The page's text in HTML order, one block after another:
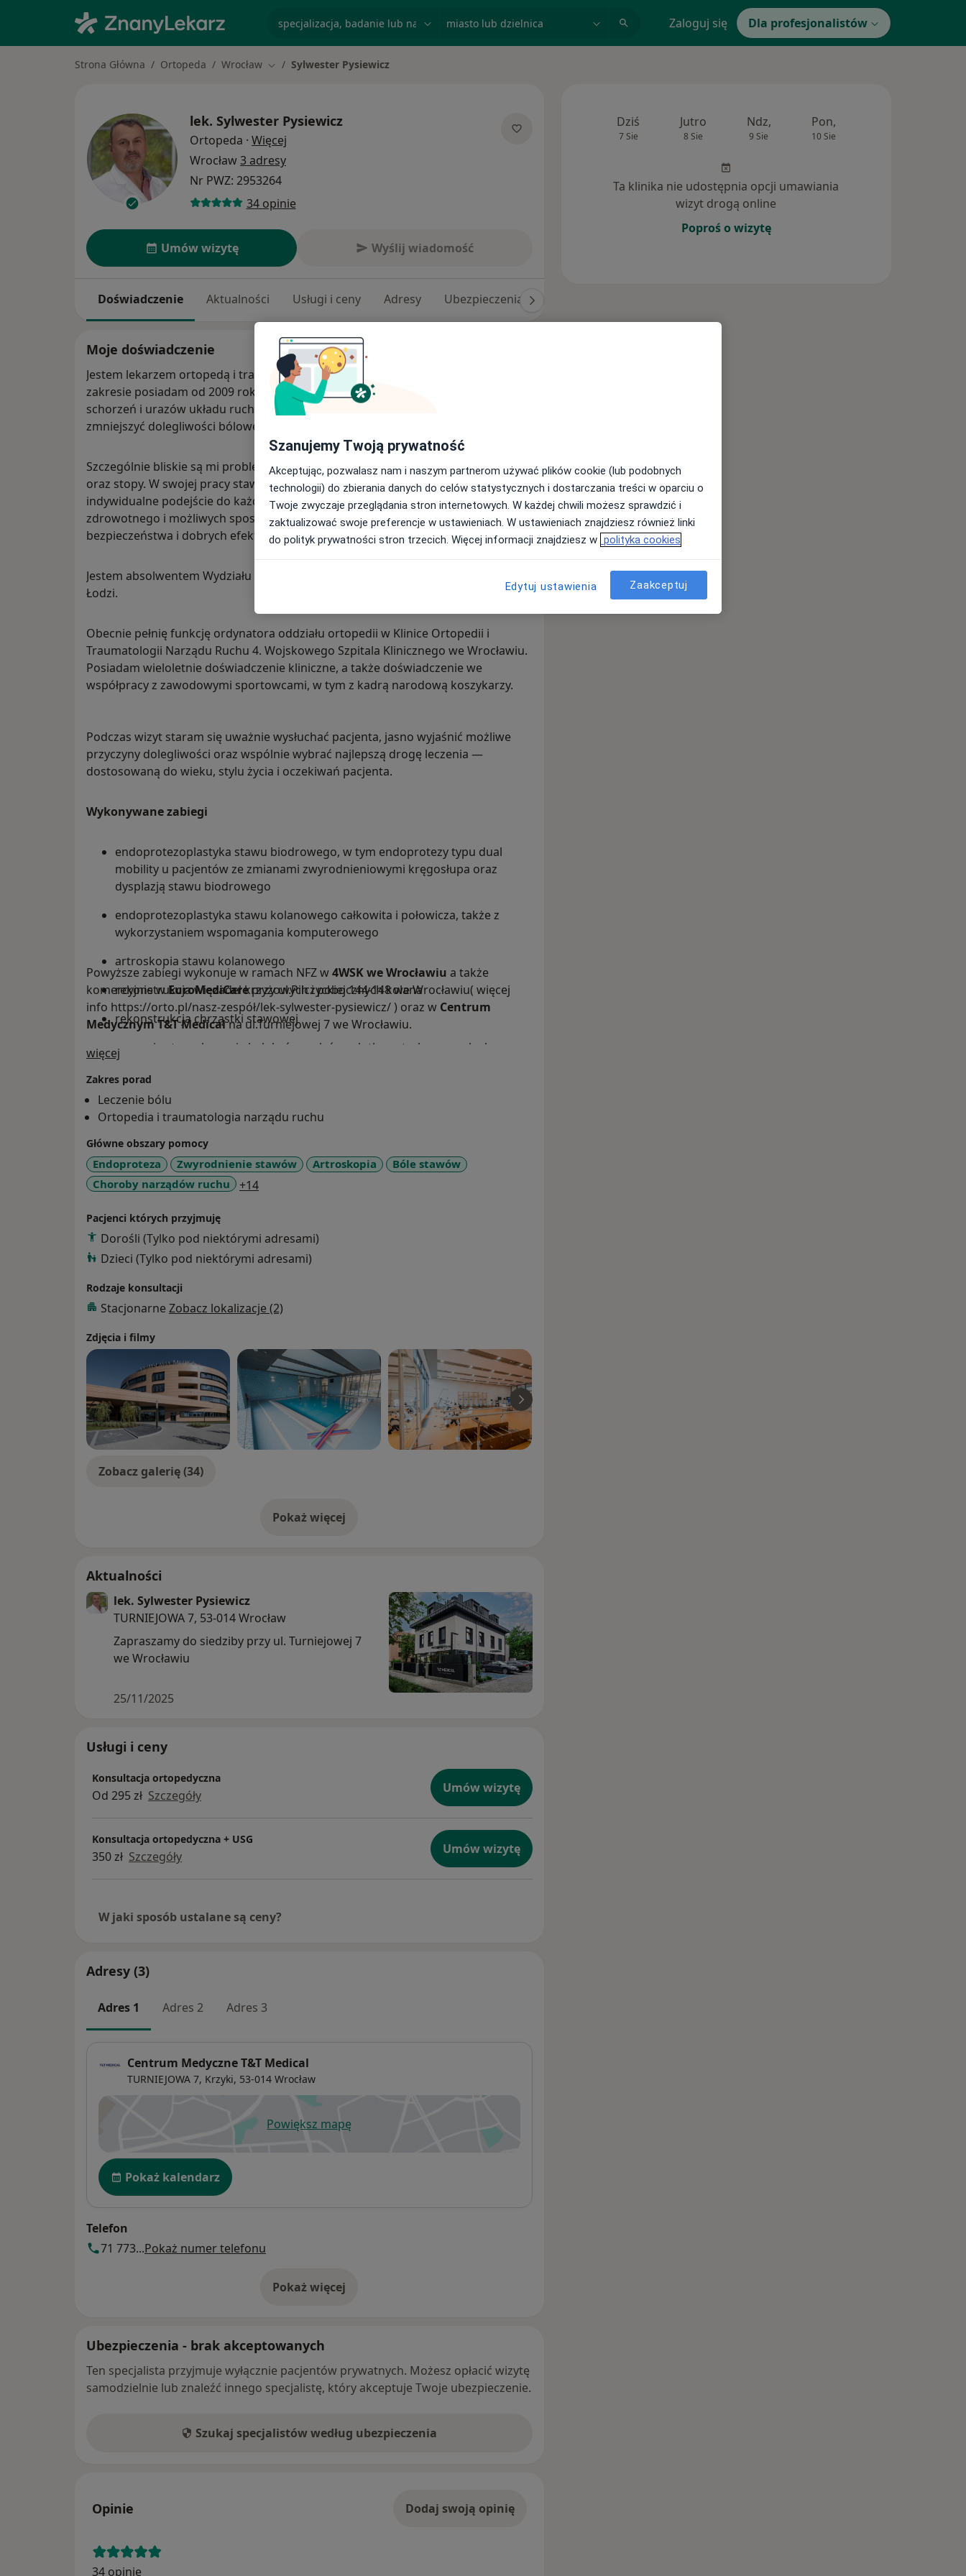
Zaloguj się Dla profesjonalistów
Strona Główna Ortopeda Wrocław Zmień miasto
Sylwester Pysiewicz
lek. Sylwester Pysiewicz
Ortopeda · Więcej
Wrocław3 adresy
Nr PWZ: 2953264
34 opinie
Umów wizytę Wyślij wiadomość
Doświadczenie Aktualności Usługi i ceny Adresy Ubezpieczenia
Moje doświadczenie
Jestem lekarzem ortopedą i traumatologiem narządu ruchu. Specjalizację w tym
zakresie posiadam od 2009 roku. W codziennej pracy zajmuję się leczeniem
schorzeń i urazów układu ruchu, pomagając pacjentom wrócić do sprawności i
zmniejszyć dolegliwości bólowe, które utrudniają normalne funkcjonowanie.
Szczególnie bliskie są mi problemy dotyczące stawu biodrowego, kolanowego
oraz stopy. W swojej pracy stawiam na rzetelną diagnostykę, spokojną rozmowę i
indywidualne podejście do każdego pacjenta. Uważam, że zrozumienie problemu
zdrowotnego i możliwych sposobów leczenia jest kluczowe dla poczucia
bezpieczeństwa i dobrych efektów terapii.
Jestem absolwentem Wydziału Lekarskiego Wojskowej Akademii Medycznej w
Łodzi.
Obecnie pełnię funkcję ordynatora oddziału ortopedii w Klinice Ortopedii i
Traumatologii Narządu Ruchu 4. Wojskowego Szpitala Klinicznego we Wrocławiu.
Posiadam wieloletnie doświadczenie kliniczne, a także doświadczenie we
współpracy z zawodowymi sportowcami, w tym z kadrą narodową koszykarzy.
Podczas wizyt staram się uważnie wysłuchać pacjenta, jasno wyjaśnić możliwe
przyczyny dolegliwości oraz wspólnie wybrać najlepszą drogę leczenia —
dostosowaną do wieku, stylu życia i oczekiwań pacjenta.
Wykonywane zabiegi
endoprotezoplastyka stawu biodrowego, w tym endoprotezy typu dual
mobility u pacjentów ze zmianami zwyrodnieniowymi kręgosłupa oraz
dysplazją stawu biodrowego
endoprotezoplastyka stawu kolanowego całkowita i połowicza, także z
wykorzystaniem wspomagania komputerowego
artroskopia stawu kolanowego
rekonstrukcja więzadeł krzyżowych i pobocznych kolana
rekonstrukcja chrząstki stawowej
operacje stopy: leczenie haluksów, palców młotkowatych oraz palucha
sztywnego
leczenie zespołu cieśni nadgarstka
leczenie urazów ścięgna Achillesa
leczenie urazów i złamań kończyn górnych oraz dolnych
usuwanie zespolenia kostnego
Powyższe zabiegi wykonuje w ramach NFZ w4WSK we Wrocławiu a także
komercyjnie wEuroMediCareprzy ul.Pilczyckiej 144-148 we Wrocławiu( więcej
info https://orto.pl/nasz-zespół/lek-sylwester-pysiewicz/ ) oraz w Centrum
Medycznym T&T Medicalna ul.Turniejowej 7 we Wrocławiu.
więcej
Zakres porad
Leczenie bólu
Ortopedia i traumatologia narządu ruchu
Główne obszary pomocy
Endoproteza Zwyrodnienie stawów Artroskopia
Bóle stawów
Choroby narządów ruchu
+14a11y_sr_more_diseases
Pacjenci których przyjmuję
Dorośli (Tylko pod niektórymi adresami)
Dzieci (Tylko pod niektórymi adresami)
Rodzaje konsultacji
Stacjonarne Zobacz lokalizacje (2)
Zdjęcia i filmy
Zobacz galerię (34)
Pokaż więcejo doświadczeniu
Aktualności
lek. Sylwester Pysiewicz
TURNIEJOWA 7, 53-014 Wrocław
Zapraszamy do siedziby przy ul. Turniejowej 7
we Wrocławiu
25/11/2025
Usługi i ceny
Konsultacja ortopedyczna
Od 295 zł Szczegóły Umów wizytę
Konsultacja ortopedyczna + USG
350 zł Szczegóły Umów wizytę
W jaki sposób ustalane są ceny?
Adresy (3)
Adres 1 Adres 2 Adres 3
Centrum Medyczne T&T Medical
TURNIEJOWA 7, Krzyki, 53-014 Wrocław
Powiększ mapęotwiera się w nowej karcie
Dostępność
Pokaż kalendarz
Telefon
71 773...Pokaż numer telefonu
Pokaż więcej
o adresie
Ubezpieczenia - brak akceptowanych
Ten specjalista przyjmuje wyłącznie pacjentów prywatnych. Możesz opłacić wizytę
samodzielnie lub znaleźć innego specjalistę, który akceptuje Twoje ubezpieczenie.
Szukaj specjalistów według ubezpieczenia
Opinie Dodaj swoją opinię
34 opinie
Dziś
7 Sie
Jutro
8 Sie
Ndz,
9 Sie
Pon,
10 Sie
Ta klinika nie udostępnia opcji umawiania
wizyt drogą online
Poproś o wizytę
Szanujemy Twoją prywatność
Akceptując, pozwalasz nam i naszym partnerom używać plików cookie (lub podobnych
technologii) do zbierania danych do celów statystycznych i dostarczania treści w oparciu o
Twoje zwyczaje przeglądania stron internetowych. W każdej chwili możesz sprawdzić i
zaktualizować swoje preferencje w ustawieniach. W ustawieniach znajdziesz również linki
do polityk prywatności stron trzecich. Więcej informacji znajdziesz w polityka cookies
Edytuj ustawienia Zaakceptuj